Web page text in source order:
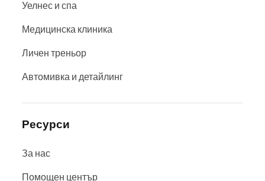
Уелнес и спа
Медицинска клиника
Личен треньор
Автомивка и детайлинг
Ресурси
За нас
Помощен център